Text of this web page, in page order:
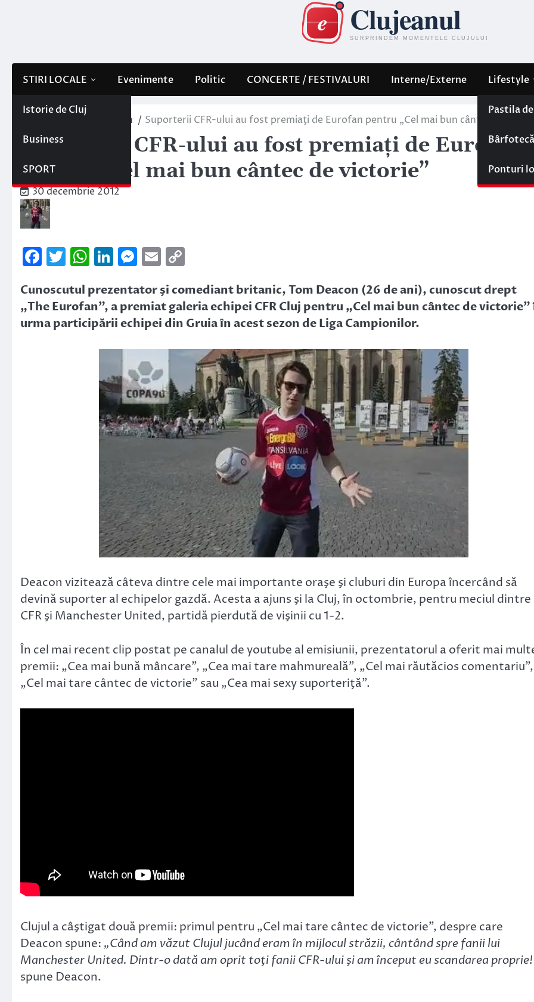
STIRI LOCALE
Istorie de Cluj
Business
SPORT
Evenimente Politic CONCERTE / FESTIVALURI Interne/Externe Lifestyle
Pastila
Bârfotecă
Ponturi
Sportul clujean Suporterii CFR-ului au fost premiaţi de Eurofan pentru „Cel mai bun cântec de
Suporterii CFR-ului au fost premiaţi de Eurofan
pentru „Cel mai bun cântec de victorie”
30 decembrie 2012
Facebook
Twitter
WhatsApp
LinkedIn
Messenger
Email
Cunoscutul prezentator şi comediant britanic, Tom Deacon (26 de ani), cunoscut drept
„The Eurofan”, a premiat galeria echipei CFR Cluj pentru „Cel mai bun cântec de victorie”
urma participării echipei din Gruia în acest sezon de Liga Campionilor.
Deacon vizitează câteva dintre cele mai importante oraşe şi cluburi din Europa încercând să
devină suporter al echipelor gazdă. Acesta a ajuns şi la Cluj, în octombrie, pentru meciul dintre
CFR şi Manchester United, partidă pierdută de vişinii cu 1-2.
În cel mai recent clip postat pe canalul de youtube al emisiunii, prezentatorul a oferit mai
premii: „Cea mai bună mâncare”, „Cea mai tare mahmureală”, „Cel mai răutăcios comentariu”,
„Cel mai tare cântec de victorie” sau „Cea mai sexy suporteriţă”.
Clujul a câştigat două premii: primul pentru „Cel mai tare cântec de victorie”, despre care
Deacon spune: „Când am văzut Clujul jucând eram în mijlocul străzii, cântând spre fanii lui
Manchester United. Dintr-o dată am oprit toţi fanii CFR-ului şi am început eu scandarea
spune Deacon.